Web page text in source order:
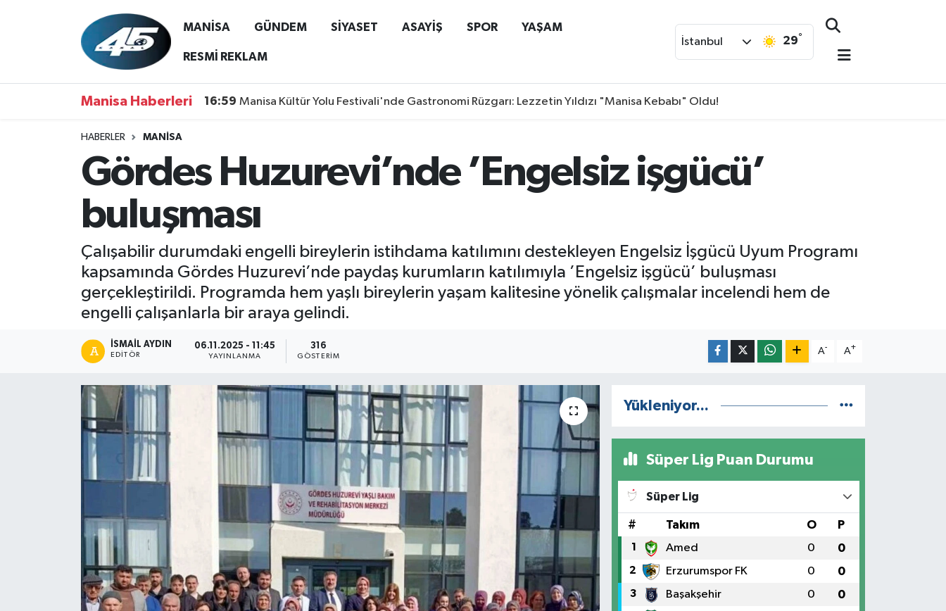
MANİSA GÜNDEM SİYASET ASAYİŞ SPOR YAŞAM
RESMİ REKLAM
İstanbul 29°
Manisa Haberleri 16:59 Manisa Kültür Yolu Festivali'nde Gastronomi Rüzgarı: Lezzetin Yıldızı "Manisa Kebabı" Oldu!
HABERLER MANİSA
Gördes Huzurevi’nde ’Engelsiz işgücü’
buluşması
Çalışabilir durumdaki engelli bireylerin istihdama katılımını destekleyen Engelsiz İşgücü Uyum Programı
kapsamında Gördes Huzurevi’nde paydaş kurumların katılımıyla ’Engelsiz işgücü’ buluşması
gerçekleştirildi. Programda hem yaşlı bireylerin yaşam kalitesine yönelik çalışmalar incelendi hem de
engelli çalışanlarla bir araya gelindi.
İSMAIL AYDIN
EDITÖR
06.11.2025 - 11:45
YAYINLANMA
316
GÖSTERIM
A- A+
Yükleniyor...
Süper Lig Puan Durumu
Süper Lig
# Takım O P
1 Amed 0 0
2 Erzurumspor FK 0 0
3 Başakşehir 0 0
MANİSA
RESMİ REKLAM
Hava Durumu
Tüm Manşetler
Son Dakika Haberleri